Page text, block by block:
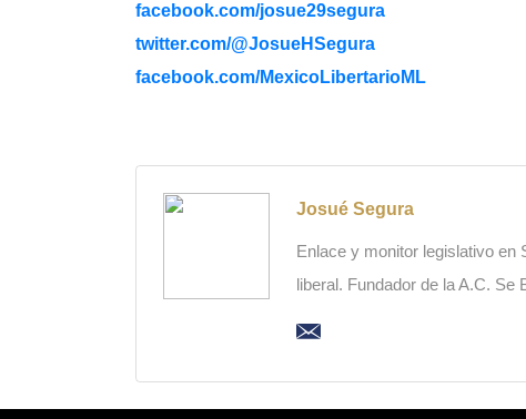
facebook.com/josue29segura
twitter.com/@JosueHSegura
facebook.com/MexicoLibertarioML
Josué Segura
Enlace y monitor legislativo en
liberal. Fundador de la A.C. Se